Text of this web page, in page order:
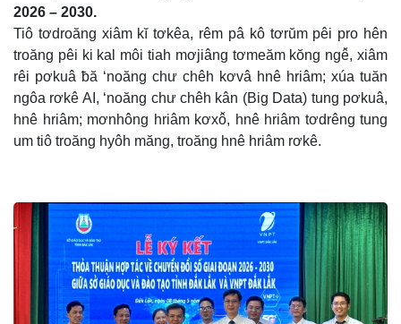
2026 – 2030.
Tiô tơdroăng xiâm kĭ tơkêa, rêm pâ kô tơrŭm pêi pro hên
troăng pêi ki kal môi tiah mơjiâng tơmeăm kŏng ngê̆, xiâm
rêi pơkuâ ƀă ‘noăng chư chêh kơvâ hnê hriâm; xúa tuăn
ngôa rơkê AI, ‘noăng chư chêh kân (Big Data) tung pơkuâ,
hnê hriâm; mơnhông hriâm kơxô̆, hnê hriâm tơdrêng tung
um tiô troăng hyôh măng, troăng hnê hriâm rơkê.